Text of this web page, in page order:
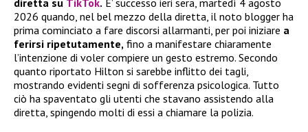
diretta su TikTok. E’ successo ieri sera, martedì 4 agosto
2026 quando, nel bel mezzo della diretta, il noto blogger ha
prima cominciato a fare discorsi allarmanti, per poi iniziare a
ferirsi ripetutamente, fino a manifestare chiaramente
l’intenzione di voler compiere un gesto estremo. Secondo
quanto riportato Hilton si sarebbe inflitto dei tagli,
mostrando evidenti segni di sofferenza psicologica. Tutto
ciò ha spaventato gli utenti che stavano assistendo alla
diretta, spingendo molti di essi a chiamare la polizia.